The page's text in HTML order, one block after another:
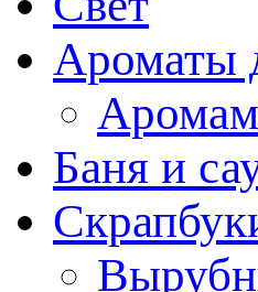
Ароматы
Баня и